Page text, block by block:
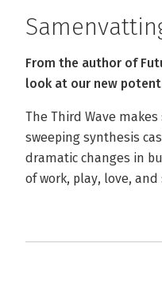
From the author of
look at our new
The Third Wave
sweeping synthesis
dramatic changes in
of work, play, love,